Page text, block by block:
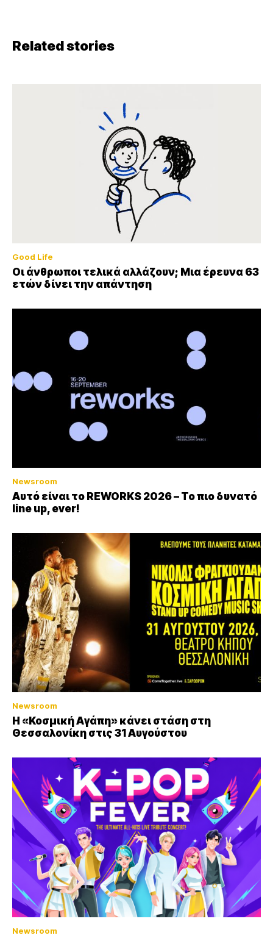
Related stories
Good Life
Οι άνθρωποι τελικά αλλάζουν; Μια έρευνα 63
ετών δίνει την απάντηση
Newsroom
Αυτό είναι το REWORKS 2026 – Το πιο δυνατό
line up, ever!
Newsroom
Η «Κοσμική Αγάπη» κάνει στάση στη
Θεσσαλονίκη στις 31 Αυγούστου
Newsroom